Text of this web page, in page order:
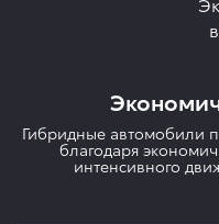
Гибридные автомобили
благодаря
интенсивного